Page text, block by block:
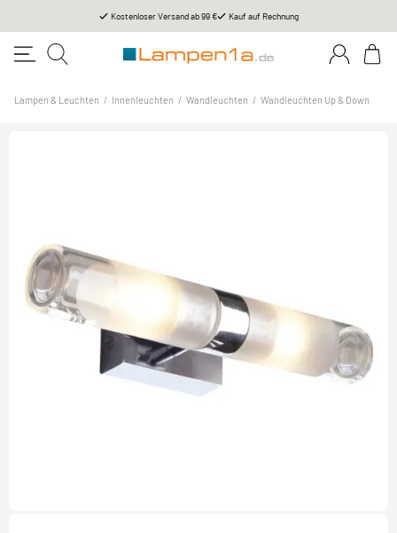
Kostenloser Versand ab 99 € Kauf auf Rechnung
Lampen & Leuchten / Innenleuchten / Wandleuchten / Wandleuchten Up & Down